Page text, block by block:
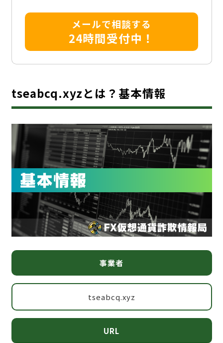
メールで相談する
24時間受付中！
tseabcq.xyzとは？基本情報
事業者
tseabcq.xyz
URL